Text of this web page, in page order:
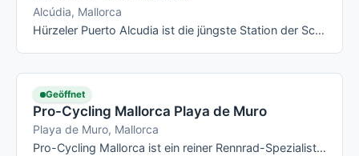
Alcúdia, Mallorca
Hürzeler Puerto Alcudia ist die jüngste Station der Schweizer Radsport-Kette auf Mallorca und liegt mitten im Ferienort statt auf einem …
Geöffnet
Pro-Cycling Mallorca Playa de Muro
Playa de Muro, Mallorca
Pro-Cycling Mallorca ist ein reiner Rennrad-Spezialist mit Station in Alcúdia/Playa de Muro: Die aktuelle Flotte (Stand Juli 2026) umfasst …